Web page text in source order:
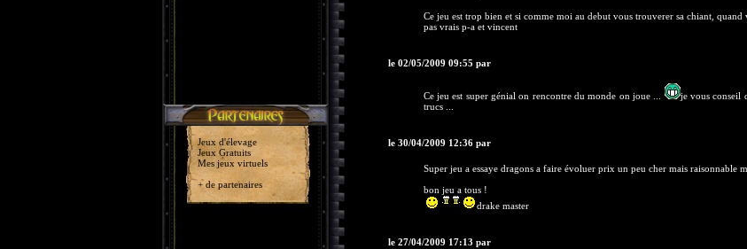
Jeux d'élevage
Jeux Gratuits
Mes jeux virtuels
+ de partenaires
Ce jeu est trop bien et si comme moi au debut vous trouverer sa chiant, quand
pas vrais p-a et vincent
le 02/05/2009 09:55 par
Ce jeu est super génial on rencontre du monde on joue ...
je vous conseil
trucs ...
le 30/04/2009 12:36 par
Super jeu a essaye dragons a faire évoluer prix un peu cher mais raisonnable
bon jeu a tous !
drake master
le 27/04/2009 17:13 par